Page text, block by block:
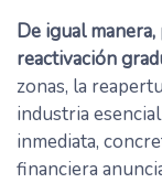
De igual
reactivación
zonas, la
industria
inmediata,
financiera